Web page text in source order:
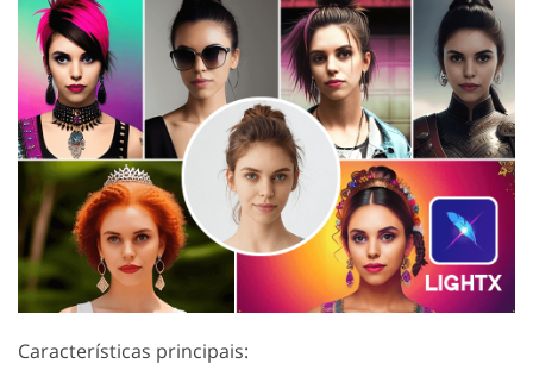
Características principais: